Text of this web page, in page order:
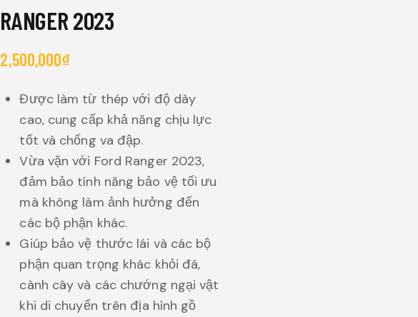
RANGER 2023
2,500,000₫
Được làm từ thép với độ dày
cao, cung cấp khả năng chịu lực
tốt và chống va đập.
Vừa vặn với Ford Ranger 2023,
đảm bảo tính năng bảo vệ tối ưu
mà không làm ảnh hưởng đến
các bộ phận khác.
Giúp bảo vệ thước lái và các bộ
phận quan trọng khác khỏi đá,
cành cây và các chướng ngại vật
khi di chuyển trên địa hình gồ